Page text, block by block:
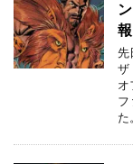
先
ザ
オ
フ
た